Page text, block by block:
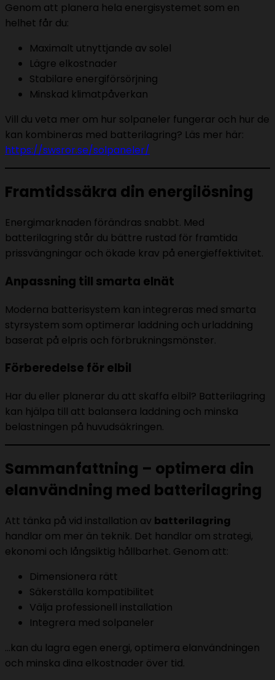
Genom att planera hela energisystemet som en
helhet får du:
Maximalt utnyttjande av solel
Lägre elkostnader
Stabilare energiförsörjning
Minskad klimatpåverkan
Vill du veta mer om hur solpaneler fungerar och hur de
kan kombineras med batterilagring? Läs mer här:
https://swsror.se/solpaneler/
Framtidssäkra din energilösning
Energimarknaden förändras snabbt. Med
batterilagring står du bättre rustad för framtida
prissvängningar och ökade krav på energieffektivitet.
Anpassning till smarta elnät
Moderna batterisystem kan integreras med smarta
styrsystem som optimerar laddning och urladdning
baserat på elpris och förbrukningsmönster.
Förberedelse för elbil
Har du eller planerar du att skaffa elbil? Batterilagring
kan hjälpa till att balansera laddning och minska
belastningen på huvudsäkringen.
Sammanfattning – optimera din
elanvändning med batterilagring
Att tänka på vid installation av batterilagring
handlar om mer än teknik. Det handlar om strategi,
ekonomi och långsiktig hållbarhet. Genom att:
Dimensionera rätt
Säkerställa kompatibilitet
Välja professionell installation
Integrera med solpaneler
…kan du lagra egen energi, optimera elanvändningen
och minska dina elkostnader över tid.